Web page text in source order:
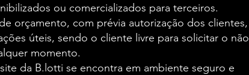
ou comercializados para terceiros.
orçamento, com prévia autorização dos clientes,
úteis, sendo o cliente livre para solicitar o não
momento.
da B.lotti se encontra em ambiente seguro e